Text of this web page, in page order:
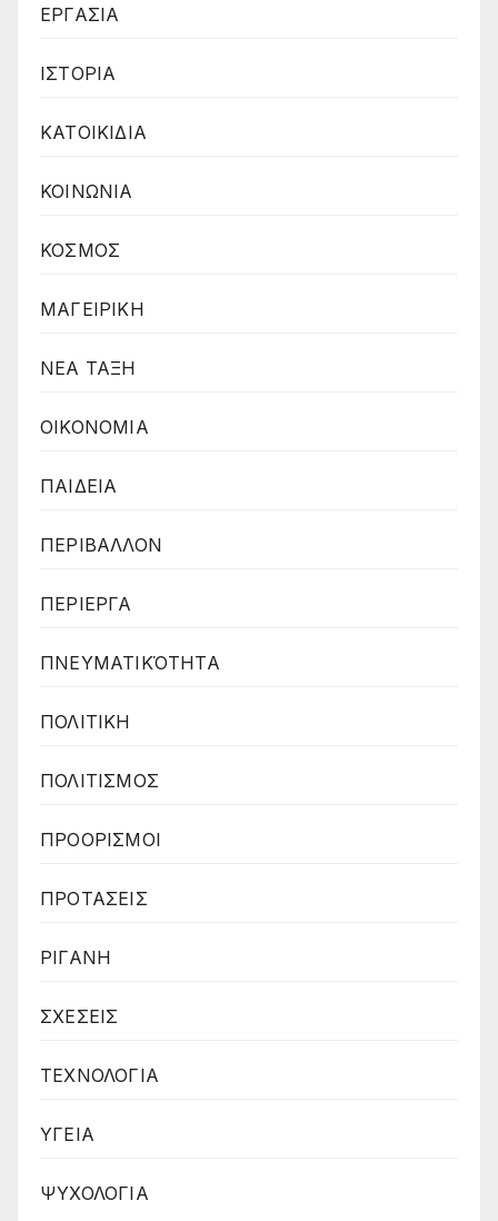
ΕΡΓΑΣΙΑ
ΙΣΤΟΡΙΑ
ΚΑΤΟΙΚΙΔΙΑ
ΚΟΙΝΩΝΙΑ
ΚΟΣΜΟΣ
ΜΑΓΕΙΡΙΚΗ
ΝΕΑ ΤΑΞΗ
ΟΙΚΟΝΟΜΙΑ
ΠΑΙΔΕΙΑ
ΠΕΡΙΒΑΛΛΟΝ
ΠΕΡΙΕΡΓΑ
ΠΝΕΥΜΑΤΙΚΌΤΗΤΑ
ΠΟΛΙΤΙΚΗ
ΠΟΛΙΤΙΣΜΟΣ
ΠΡΟΟΡΙΣΜΟΙ
ΠΡΟΤΑΣΕΙΣ
ΡΙΓΑΝΗ
ΣΧΕΣΕΙΣ
ΤΕΧΝΟΛΟΓΙΑ
ΥΓΕΙΑ
ΨΥΧΟΛΟΓΙΑ